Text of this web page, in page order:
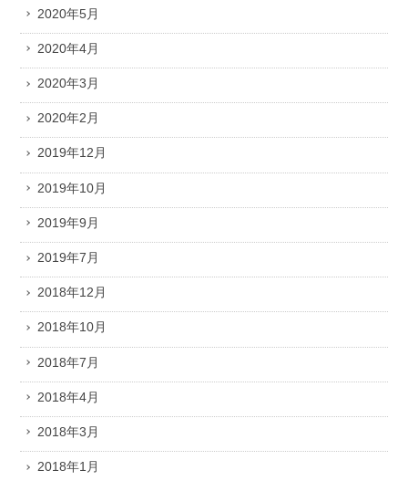
2020年5月
2020年4月
2020年3月
2020年2月
2019年12月
2019年10月
2019年9月
2019年7月
2018年12月
2018年10月
2018年7月
2018年4月
2018年3月
2018年1月